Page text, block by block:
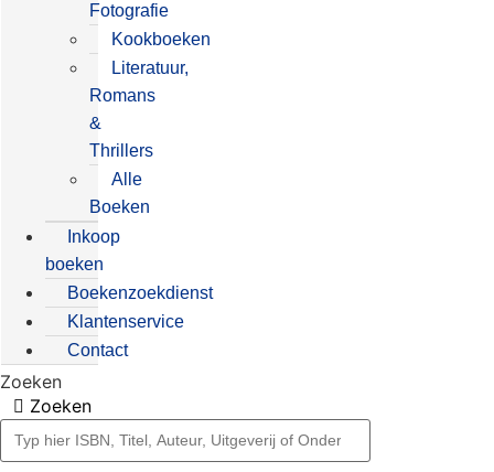
Fotografie
Kookboeken
Literatuur,
Romans
&
Thrillers
Alle
Boeken
Inkoop
boeken
Boekenzoekdienst
Klantenservice
Contact
Zoeken
Zoeken